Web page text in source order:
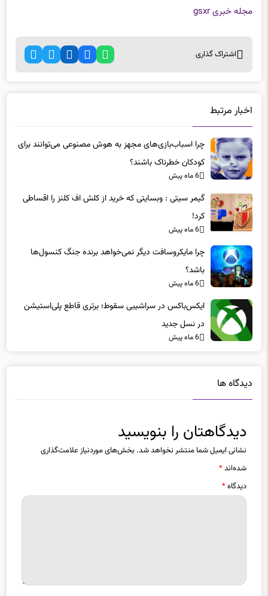
مجله خبری gsxr
اشتراک گذاری
اخبار مرتبط
چرا اسباب‌بازی‌های مجهز به هوش مصنوعی می‌توانند برای
کودکان خطرناک باشند؟
6 ماه پیش
گیمر سیتی : وبسایتی که خرید از کلش اف کلنز را اقساطی
کرد!
6 ماه پیش
چرا مایکروسافت دیگر نمی‌خواهد برنده جنگ کنسول‌ها
باشد؟
6 ماه پیش
ایکس‌باکس در سراشیبی سقوط؛ برتری قاطع پلی‌استیشن
در نسل جدید
6 ماه پیش
دیدگاه ها
دیدگاهتان را بنویسید
نشانی ایمیل شما منتشر نخواهد شد. بخش‌های موردنیاز علامت‌گذاری
شده‌اند*
دیدگاه*